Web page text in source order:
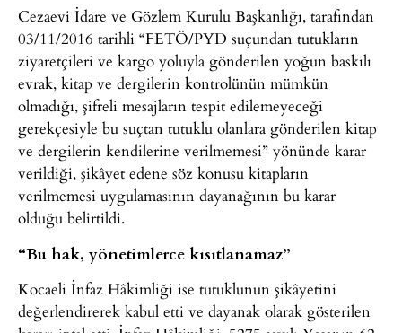
Cezaevi İdare ve Gözlem Kurulu Başkanlığı, tarafından
03/11/2016 tarihli “FETÖ/PYD suçundan tutukların
ziyaretçileri ve kargo yoluyla gönderilen yoğun baskılı
evrak, kitap ve dergilerin kontrolünün mümkün
olmadığı, şifreli mesajların tespit edilemeyeceği
gerekçesiyle bu suçtan tutuklu olanlara gönderilen kitap
ve dergilerin kendilerine verilmemesi” yönünde karar
verildiği, şikâyet edene söz konusu kitapların
verilmemesi uygulamasının dayanağının bu karar
olduğu belirtildi.
“Bu hak, yönetimlerce kısıtlanamaz”
Kocaeli İnfaz Hâkimliği ise tutuklunun şikâyetini
değerlendirerek kabul etti ve dayanak olarak gösterilen